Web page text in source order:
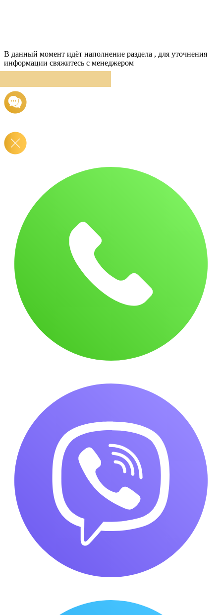
В данный момент идёт наполнение раздела , для уточнения
информации свяжитесь с менеджером